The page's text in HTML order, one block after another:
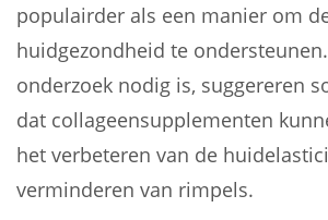
populairder als een manier om
huidgezondheid te
onderzoek nodig is, suggereren
dat collageensupplementen
het verbeteren van de
verminderen van rimpels.